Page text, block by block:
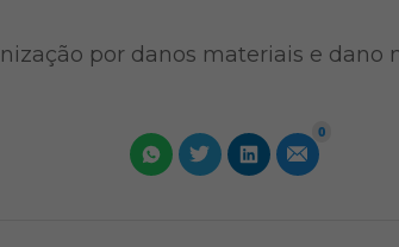
por danos materiais e dano
0